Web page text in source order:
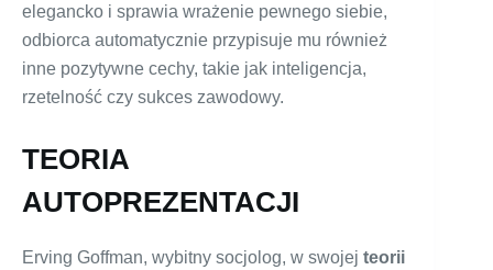
elegancko i sprawia wrażenie pewnego siebie,
odbiorca automatycznie przypisuje mu również
inne pozytywne cechy, takie jak inteligencja,
rzetelność czy sukces zawodowy.
TEORIA
AUTOPREZENTACJI
Erving Goffman, wybitny socjolog, w swojej teorii